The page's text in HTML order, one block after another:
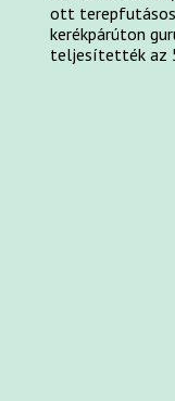
ott terepfutásos
kerékpárúton
teljesítették az